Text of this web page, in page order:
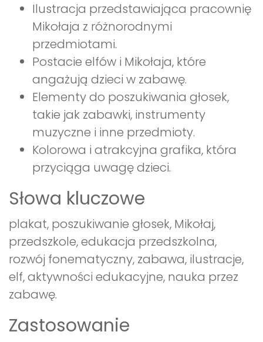
Ilustracja przedstawiająca pracownię
Mikołaja z różnorodnymi
przedmiotami.
Postacie elfów i Mikołaja, które
angażują dzieci w zabawę.
Elementy do poszukiwania głosek,
takie jak zabawki, instrumenty
muzyczne i inne przedmioty.
Kolorowa i atrakcyjna grafika, która
przyciąga uwagę dzieci.
Słowa kluczowe
plakat, poszukiwanie głosek, Mikołaj,
przedszkole, edukacja przedszkolna,
rozwój fonematyczny, zabawa, ilustracje,
elf, aktywności edukacyjne, nauka przez
zabawę.
Zastosowanie